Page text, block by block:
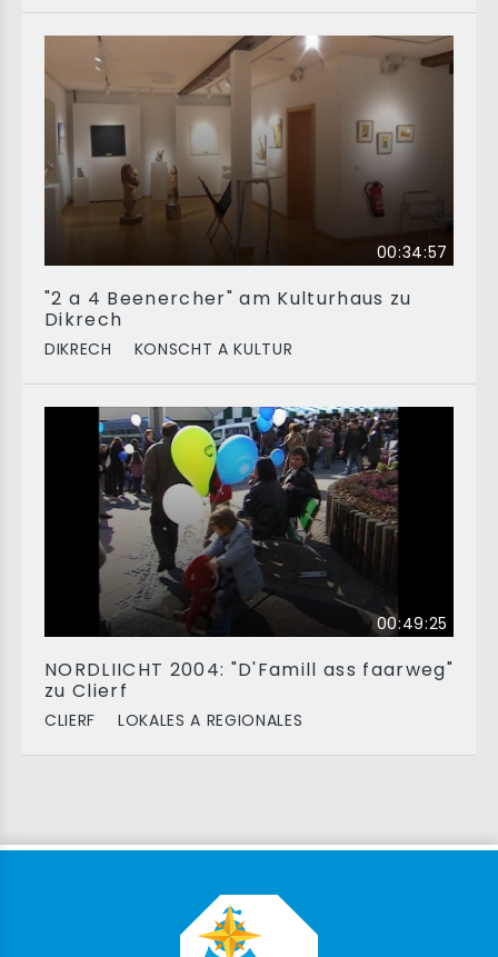
00:34:57
"2 a 4 Beenercher" am Kulturhaus zu
Dikrech
DIKRECH KONSCHT A KULTUR
00:49:25
NORDLIICHT 2004: "D'Famill ass faarweg"
zu Clierf
CLIERF LOKALES A REGIONALES